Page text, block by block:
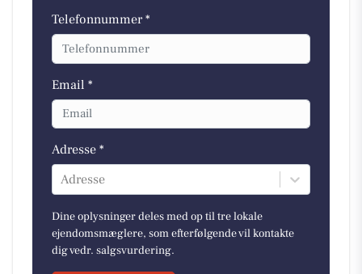
Telefonnummer *
Email *
Adresse *
Adresse
Dine oplysninger deles med op til tre lokale
ejendomsmæglere, som efterfølgende vil kontakte
dig vedr. salgsvurdering.